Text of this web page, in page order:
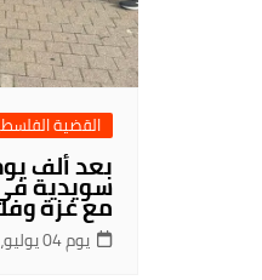
القضية
بعد ألف
سويدية
مع غزة
يوم 04 يوليو، 2026